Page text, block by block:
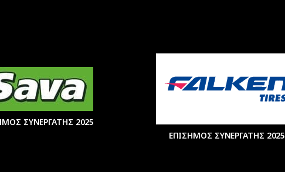
ΣΥΝΕΡΓΑΤΗΣ 2025
ΕΠΙΣΗΜΟΣ ΣΥΝΕΡΓΑΤΗΣ 2025